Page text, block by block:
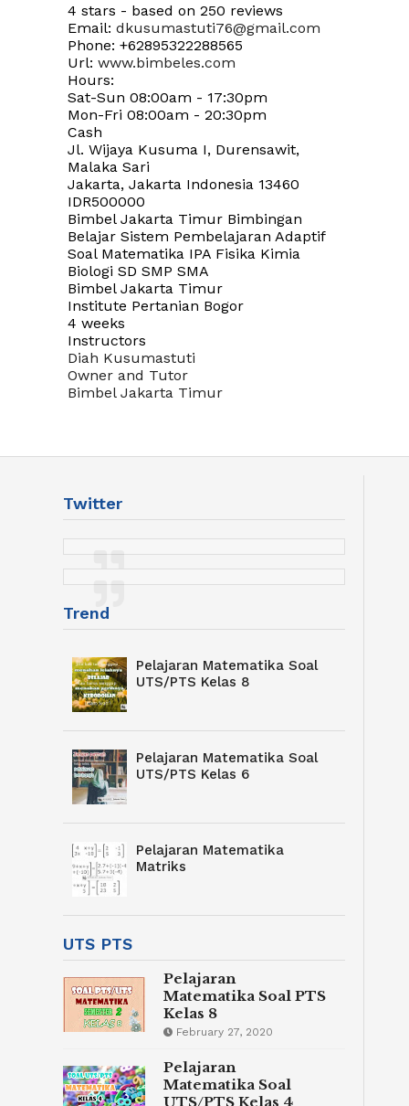
4 stars - based on 250 reviews
Email: dkusumastuti76@gmail.com
Phone: +62895322288565
Url: www.bimbeles.com
Hours:
Sat-Sun 08:00am - 17:30pm
Mon-Fri 08:00am - 20:30pm
Cash
Jl. Wijaya Kusuma I, Durensawit,
Malaka Sari
Jakarta, Jakarta Indonesia 13460
IDR500000
Bimbel Jakarta Timur Bimbingan
Belajar Sistem Pembelajaran Adaptif
Soal Matematika IPA Fisika Kimia
Biologi SD SMP SMA
Bimbel Jakarta Timur
Institute Pertanian Bogor
4 weeks
Instructors
Diah Kusumastuti
Owner and Tutor
Bimbel Jakarta Timur
Twitter
Trend
Pelajaran Matematika Soal
UTS/PTS Kelas 8
Pelajaran Matematika Soal
UTS/PTS Kelas 6
Pelajaran Matematika
Matriks
UTS PTS
Pelajaran
Matematika Soal PTS
Kelas 8
February 27, 2020
Pelajaran
Matematika Soal
UTS/PTS Kelas 4